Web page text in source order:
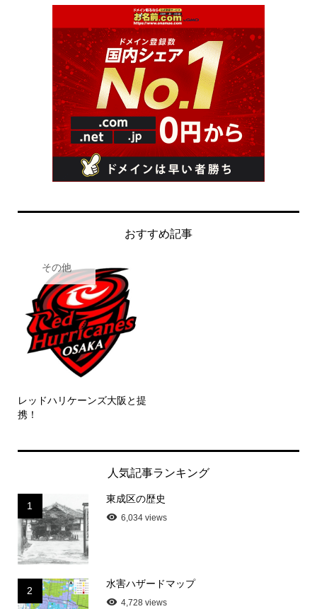
おすすめ記事
その他
レッドハリケーンズ大阪と提
携！
人気記事ランキング
1
東成区の歴史
6,034 views
2
水害ハザードマップ
4,728 views